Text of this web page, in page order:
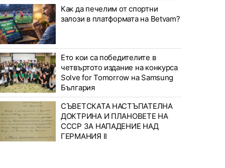
Как да печелим от спортни
залози в платформата на Betvam?
Ето кои са победителите в
четвъртото издание на конкурса
Solve for Tomorrow на Samsung
България
СЪВЕТСКАТА НАСТЪПАТЕЛНА
ДОКТРИНА И ПЛАНОВЕТЕ НА
СССР ЗА НАПАДЕНИЕ НАД
ГЕРМАНИЯ II